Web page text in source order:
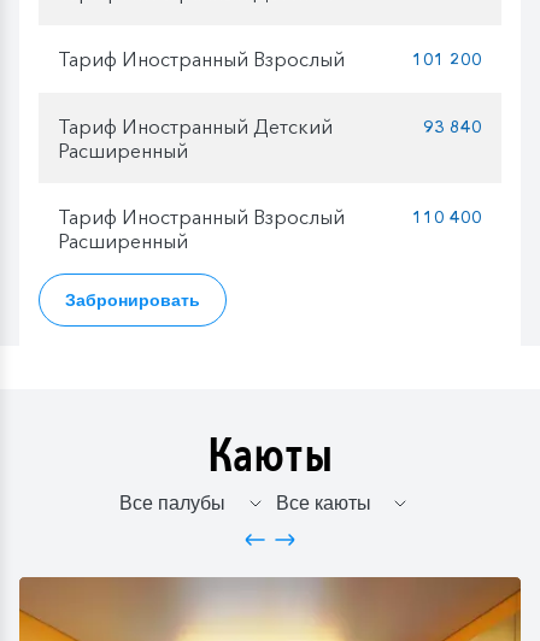
Тариф Иностранный Взрослый 101 200
Тариф Иностранный Детский
Расширенный
93 840
Тариф Иностранный Взрослый
Расширенный
110 400
Забронировать
Каюты